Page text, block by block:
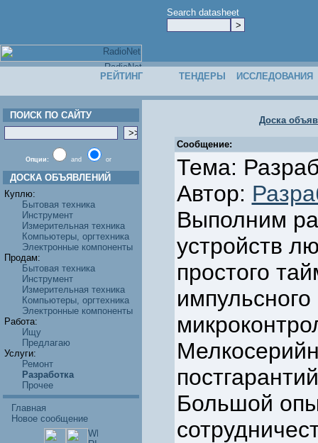
Search datasheet
РЕЙТИНГ ТЕНДЕРЫ ИССЛЕДОВАНИЯ
ПОИСК ПО САЙТУ
Опции: and or
ДОСКА ОБЪЯВЛЕНИЙ
Куплю:
Бытовая техника
Инструмент
Измерительная техника
Компьютеры, оргтехника
Электронные компоненты
Продам:
Бытовая техника
Инструмент
Измерительная техника
Компьютеры, оргтехника
Электронные компоненты
Работа:
Ищу
Предлагаю
Услуги:
Ремонт
Разработка
Прочее
Главная
Новое сообщение
Доска
Сообщение:
Тема:
Автор:
Выполним
устройств
простого
Большой